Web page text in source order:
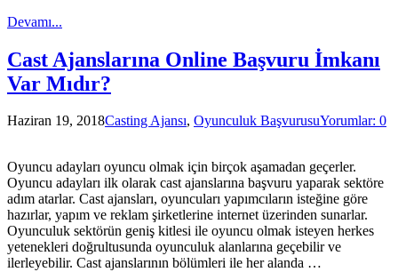
Devamı...
Cast Ajanslarına Online Başvuru İmkanı
Var Mıdır?
Haziran 19, 2018Casting Ajansı, Oyunculuk BaşvurusuYorumlar: 0
Oyuncu adayları oyuncu olmak için birçok aşamadan geçerler.
Oyuncu adayları ilk olarak cast ajanslarına başvuru yaparak sektöre
adım atarlar. Cast ajansları, oyuncuları yapımcıların isteğine göre
hazırlar, yapım ve reklam şirketlerine internet üzerinden sunarlar.
Oyunculuk sektörün geniş kitlesi ile oyuncu olmak isteyen herkes
yetenekleri doğrultusunda oyunculuk alanlarına geçebilir ve
ilerleyebilir. Cast ajanslarının bölümleri ile her alanda …